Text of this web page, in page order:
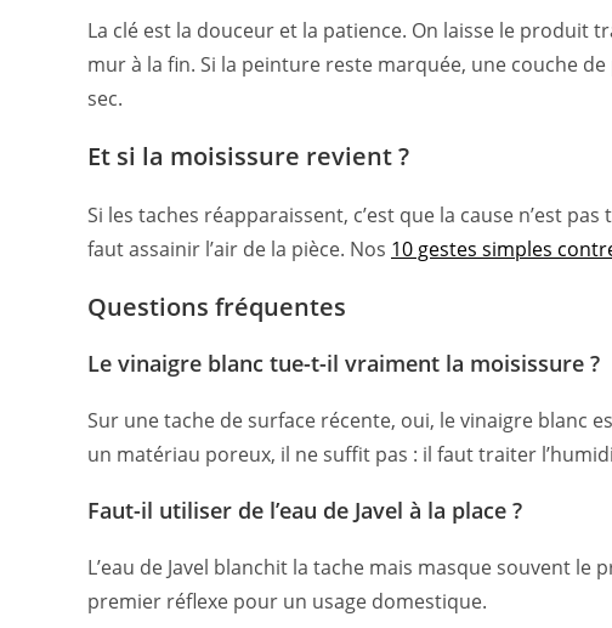
La clé est la douceur et la patience. On laisse le
mur à la fin. Si la peinture reste marquée, une couche
sec.
Et si la moisissure revient ?
Si les taches réapparaissent, c’est que la cause n’est
faut assainir l’air de la pièce. Nos 10 gestes simples
Questions fréquentes
Le vinaigre blanc tue-t-il vraiment la moisissure ?
Sur une tache de surface récente, oui, le vinaigre blanc
un matériau poreux, il ne suffit pas : il faut traiter
Faut-il utiliser de l’eau de Javel à la place ?
L’eau de Javel blanchit la tache mais masque souvent
premier réflexe pour un usage domestique.